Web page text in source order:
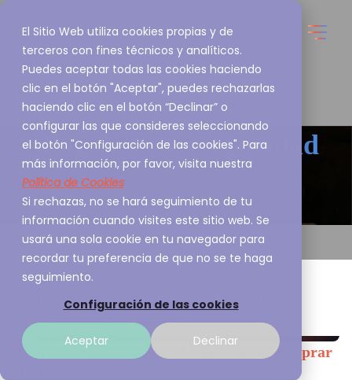
El Sitio Web utiliza cookies propias y de
terceros con fines técnicos y analíticos.
Puedes aceptar todas las cookies haciendo
clic en el botón "Aceptar", puedes rechazarlas
haciendo clic en el botón “Declinar” o
configurar las que consideres seleccionando
el botón "Configuración de las cookies". Para
más información, por favor, visita nuestra
Política de Cookies
Si rechazas, no se hará seguimiento de tu
información cuando visites este sitio web. Se
usará una sola cookie en tu navegador para
recordar tu preferencia de que no se te haga
seguimiento.
Configuración de las cookies
Aceptar Declinar
Blog deCiberseguridad
Esto es lo que nos apasiona y queremos
compartirlo contigo
Ataques agénticos: leer el espectro sin comprar